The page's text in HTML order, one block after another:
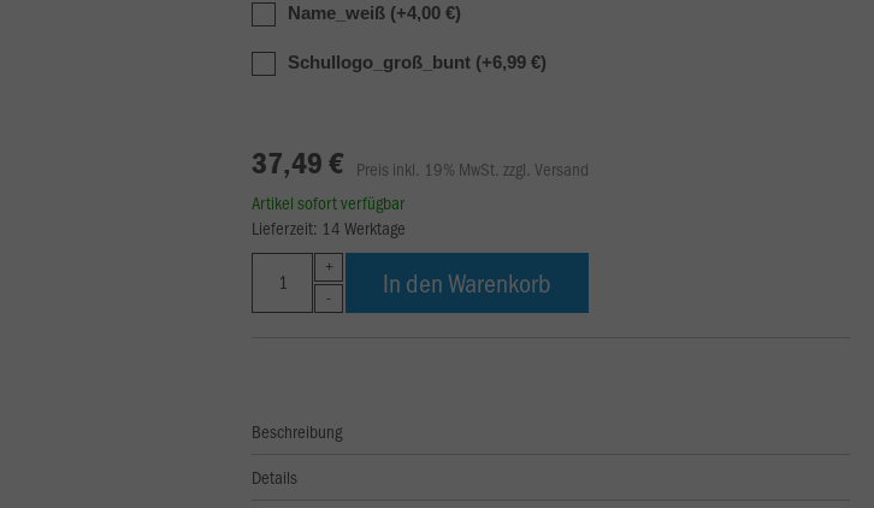
Name_weiß (+4,00 €)
Schullogo_groß_bunt (+6,99 €)
37,49 € Preis inkl. 19% MwSt. zzgl. Versand
Artikel sofort verfügbar
Lieferzeit: 14 Werktage
In den Warenkorb
Beschreibung
Details